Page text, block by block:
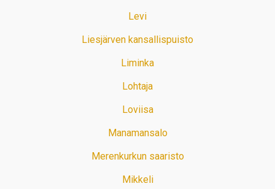
Levi
Liesjärven kansallispuisto
Liminka
Lohtaja
Loviisa
Manamansalo
Merenkurkun saaristo
Mikkeli